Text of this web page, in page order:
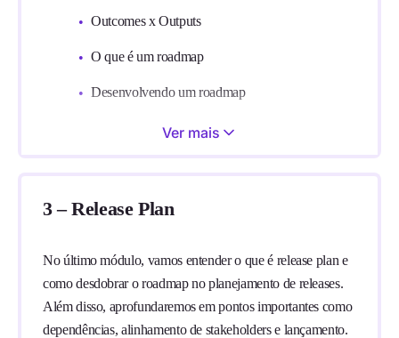
Outcomes x Outputs
O que é um roadmap
Desenvolvendo um roadmap
Tipos de roadmapVer mais
3 – Release Plan
No último módulo, vamos entender o que é release plan e
como desdobrar o roadmap no planejamento de releases.
Além disso, aprofundaremos em pontos importantes como
dependências, alinhamento de stakeholders e lançamento.